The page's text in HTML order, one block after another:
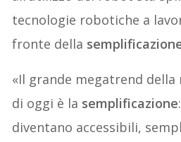
tecnologie robotiche a
fronte della
«Il grande megatrend
di oggi è la semplificazione
diventano accessibili,